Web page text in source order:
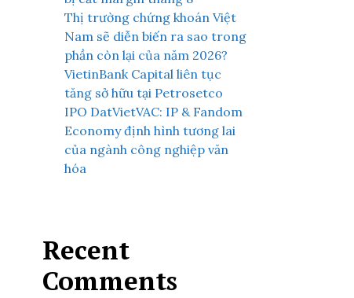
Thị trường chứng khoán Việt
Nam sẽ diễn biến ra sao trong
phần còn lại của năm 2026?
VietinBank Capital liên tục
tăng sở hữu tại Petrosetco
IPO DatVietVAC: IP & Fandom
Economy định hình tương lai
của ngành công nghiệp văn
hóa
Recent
Comments